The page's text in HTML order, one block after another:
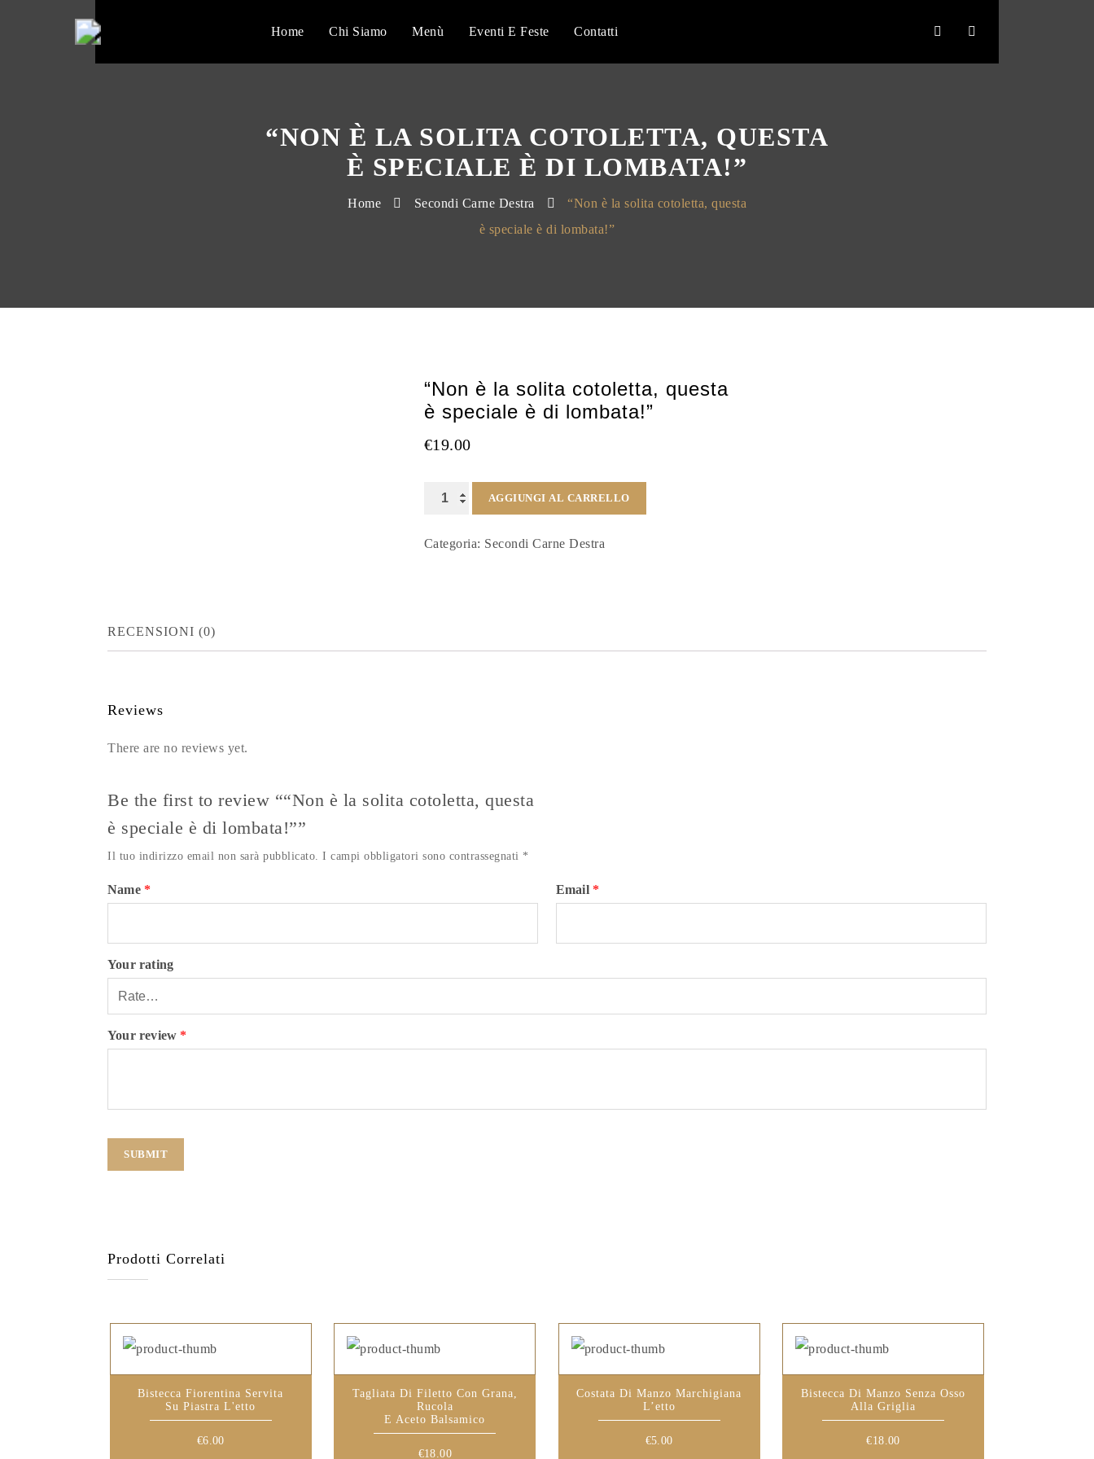
Home Chi Siamo Menù Eventi E Feste Contatti
“NON È LA SOLITA COTOLETTA, QUESTA
È SPECIALE È DI LOMBATA!”
Home Secondi Carne Destra
“Non è la solita cotoletta, questa
è speciale è di lombata!”
“Non è la solita cotoletta, questa
è speciale è di lombata!”
€19.00
“Non
la
è
AGGIUNGI AL CARRELLO
Categoria: Secondi Carne Destra
RECENSIONI (0)
Reviews
There are no reviews yet.
Be the first to review ““Non è la solita cotoletta, questa
è speciale è di lombata!””
Il tuo indirizzo email non sarà pubblicato. I campi obbligatori sono contrassegnati *
Name * Email *
Your rating
Your review *
Prodotti Correlati
Bistecca Fiorentina Servita
Su Piastra L'etto
€6.00
Tagliata Di Filetto Con Grana,
Rucola
E Aceto Balsamico
€18.00
Costata Di Manzo Marchigiana
L’etto
€5.00
Bistecca Di Manzo Senza Osso
Alla Griglia
€18.00